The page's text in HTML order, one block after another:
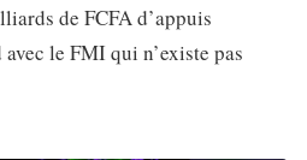
de FCFA d’appuis
le FMI qui n’existe pas